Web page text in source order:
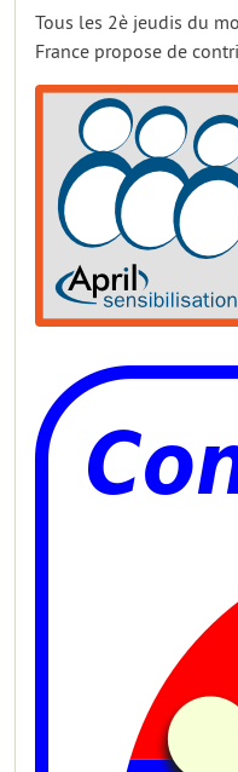
Tous les 2è jeudis du
France propose de